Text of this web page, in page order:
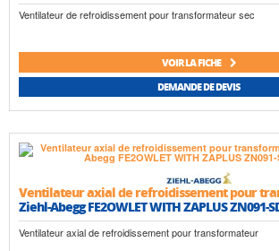
Ventilateur de refroidissement pour transformateur sec
VOIR LA FICHE
DEMANDE DE DEVIS
Ventilateur axial de refroidissement pour
Ziehl-Abegg FE2OWLET WITH ZAPLUS ZN091-
Ventilateur axial de refroidissement pour transformateur